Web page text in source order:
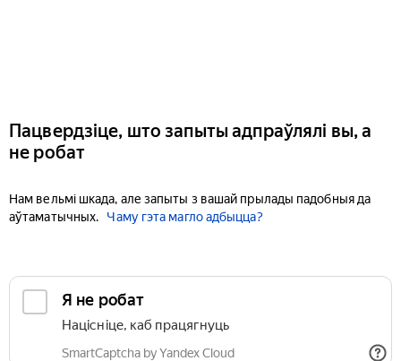
Пацвердзіце, што запыты адпраўлялі вы, а
не робат
Нам вельмі шкада, але запыты з вашай прылады падобныя да
аўтаматычных.
Чаму гэта магло адбыцца?
Я не робат
Націсніце, каб працягнуць
SmartCaptcha by Yandex Cloud